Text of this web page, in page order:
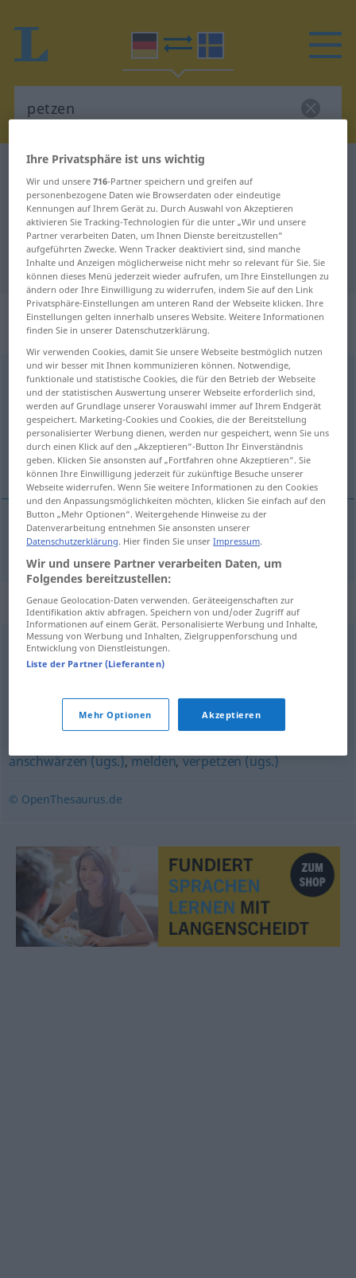
Deutsch-Schwedisch Wörterbuch
Deutsch-Schwedisch Übersetzung
für "petzen"
"petzen" Schwedisch Übersetzung
„petzen“: intransitives Verb,
intransitives Zeitwort
petzenv/i UMG
Übersicht aller Übersetzungen
(Für mehr Details die Übersetzung anklicken/antippen)
skvallra
skvallra petzen
Synonyme für "petzen"
kneifen,zwicken
verpetzen (ugs.)
anschwärzen (ugs.),melden,verpetzen (ugs.)
© OpenThesaurus.de
Ihre Privatsphäre ist uns wichtig
Wir und unsere716-Partner speichern und greifen auf
personenbezogene Daten wie Browserdaten oder eindeutige
Kennungen auf Ihrem Gerät zu. Durch Auswahl von Akzeptieren
aktivieren Sie Tracking-Technologien für die unter „Wir und unsere
Partner verarbeiten Daten, um Ihnen Dienste bereitzustellen“
aufgeführten Zwecke. Wenn Tracker deaktiviert sind, sind manche
Inhalte und Anzeigen möglicherweise nicht mehr so relevant für Sie. Sie
können dieses Menü jederzeit wieder aufrufen, um Ihre Einstellungen zu
ändern oder Ihre Einwilligung zu widerrufen, indem Sie auf den Link
Privatsphäre-Einstellungen am unteren Rand der Webseite klicken. Ihre
Einstellungen gelten innerhalb unseres Website. Weitere Informationen
finden Sie in unserer Datenschutzerklärung.
Wir verwenden Cookies, damit Sie unsere Webseite bestmöglich nutzen
und wir besser mit Ihnen kommunizieren können. Notwendige,
funktionale und statistische Cookies, die für den Betrieb der Webseite
und der statistischen Auswertung unserer Webseite erforderlich sind,
werden auf Grundlage unserer Vorauswahl immer auf Ihrem Endgerät
gespeichert. Marketing-Cookies und Cookies, die der Bereitstellung
personalisierter Werbung dienen, werden nur gespeichert, wenn Sie uns
durch einen Klick auf den „Akzeptieren“-Button Ihr Einverständnis
geben. Klicken Sie ansonsten auf „Fortfahren ohne Akzeptieren“. Sie
können Ihre Einwilligung jederzeit für zukünftige Besuche unserer
Webseite widerrufen. Wenn Sie weitere Informationen zu den Cookies
und den Anpassungsmöglichkeiten möchten, klicken Sie einfach auf den
Button „Mehr Optionen“. Weitergehende Hinweise zu der
Datenverarbeitung entnehmen Sie ansonsten unserer
Datenschutzerklärung. Hier finden Sie unserImpressum.
Wir und unsere Partner verarbeiten Daten, um
Folgendes bereitzustellen:
Genaue Geolocation-Daten verwenden. Geräteeigenschaften zur
Identifikation aktiv abfragen. Speichern von und/oder Zugriff auf
Informationen auf einem Gerät. Personalisierte Werbung und Inhalte,
Messung von Werbung und Inhalten, Zielgruppenforschung und
Entwicklung von Dienstleistungen.
Liste der Partner (Lieferanten)
Mehr Optionen Akzeptieren